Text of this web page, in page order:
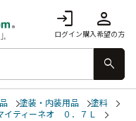
login
ログイン
person
購入希望の方
search
塗装・内装用品
塗料
イティーネオ ０．７Ｌ